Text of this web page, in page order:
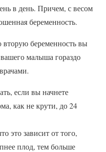
в день. Причем, с весом
беременность.
вторую беременность вы
малыша гораздо
если вы начнете
как не крути, до 24
это зависит от того,
плод, тем больше